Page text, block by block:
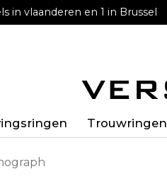
in vlaanderen en 1 in Brussel
Trouwringen